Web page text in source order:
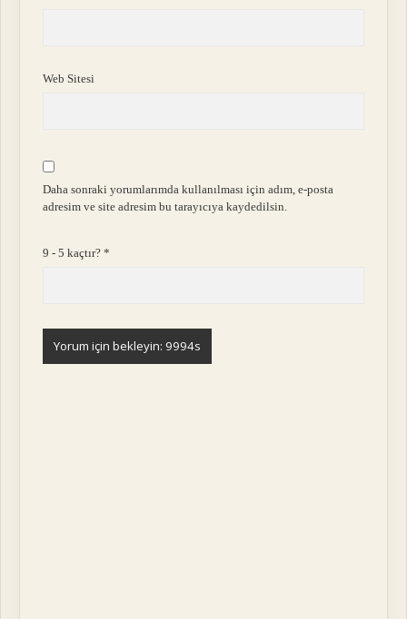
Web Sitesi
Daha sonraki yorumlarımda kullanılması için adım, e-posta
adresim ve site adresim bu tarayıcıya kaydedilsin.
9 - 5 kaçtır?*